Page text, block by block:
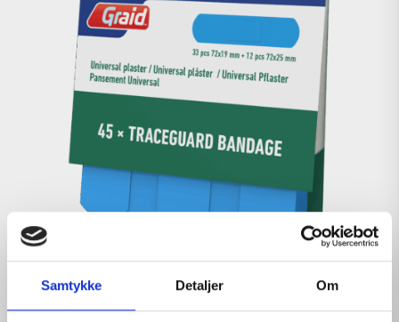
Samtykke Detaljer Om